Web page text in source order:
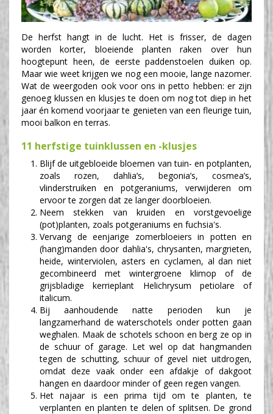
De herfst hangt in de lucht. Het is frisser, de dagen
worden korter, bloeiende planten raken over hun
hoogtepunt heen, de eerste paddenstoelen duiken op.
Maar wie weet krijgen we nog een mooie, lange nazomer.
Wat de weergoden ook voor ons in petto hebben: er zijn
genoeg klussen en klusjes te doen om nog tot diep in het
jaar én komend voorjaar te genieten van een fleurige tuin,
mooi balkon en terras.
11 herfstige tuinklussen en -klusjes
Blijf de uitgebloeide bloemen van tuin- en potplanten,
zoals rozen, dahlia’s, begonia’s, cosmea’s,
vlinderstruiken en potgeraniums, verwijderen om
ervoor te zorgen dat ze langer doorbloeien.
Neem stekken van kruiden en vorstgevoelige
(pot)planten, zoals potgeraniums en fuchsia's.
Vervang de eenjarige zomerbloeiers in potten en
(hang)manden door dahlia's, chrysanten, margrieten,
heide, winterviolen, asters en cyclamen, al dan niet
gecombineerd met wintergroene klimop of de
grijsbladige kerrieplant Helichrysum petiolare of
italicum.
Bij aanhoudende natte perioden kun je
langzamerhand de waterschotels onder potten gaan
weghalen. Maak de schotels schoon en berg ze op in
de schuur of garage. Let wel op dat hangmanden
tegen de schutting, schuur of gevel niet uitdrogen,
omdat deze vaak onder een afdakje of dakgoot
hangen en daardoor minder of geen regen vangen.
Het najaar is een prima tijd om te planten, te
verplanten en planten te delen of splitsen. De grond